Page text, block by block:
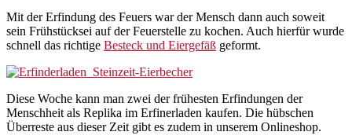
Mit der Erfindung des Feuers war der Mensch dann auch soweit
sein Frühstücksei auf der Feuerstelle zu kochen. Auch hierfür wurde
schnell das richtige Besteck und Eiergefäß geformt.
Diese Woche kann man zwei der frühesten Erfindungen der
Menschheit als Replika im Erfinerladen kaufen. Die hübschen
Überreste aus dieser Zeit gibt es zudem in unserem Onlineshop.